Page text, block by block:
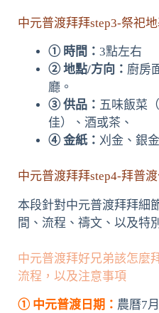
中元普渡拜拜step3-祭祀
① 時間： 3點左右
② 地點/方向： 廚房
廳。
③ 供品： 五味飯菜
佳）、酒或茶、
④ 金紙： 刈金、銀金
中元普渡拜拜step4-拜普
本段針對中元普渡拜拜細
間、流程、禱文、以及特
中元普渡拜好兄弟該怎麼
流程，以及注意事項
① 中元普渡日期： 農曆7